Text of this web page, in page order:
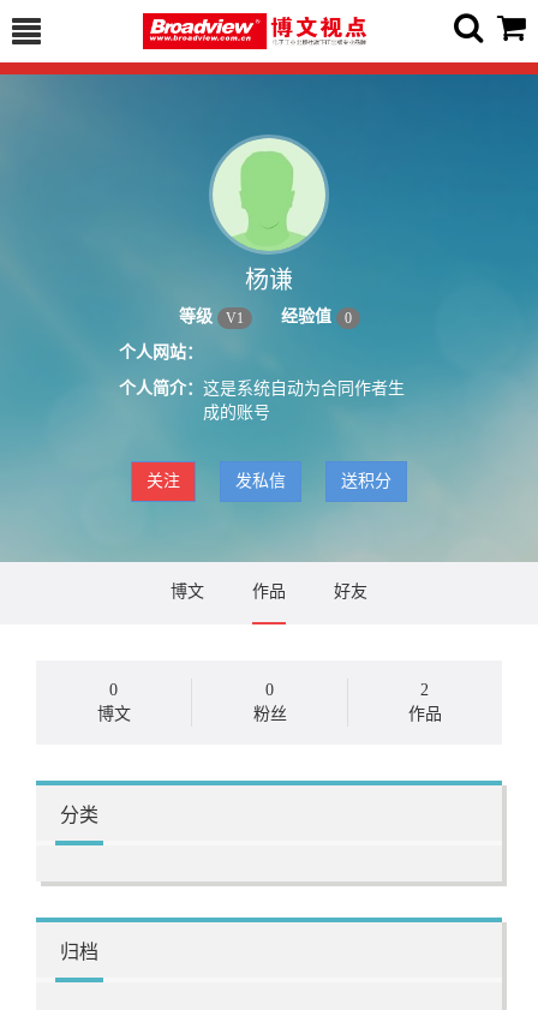
杨谦
等级 V1 经验值 0
个人网站：
个人简介： 这是系统自动为合同作者生
成的账号
关注 发私信 送积分
博文 作品 好友
0
博文
0
粉丝
2
作品
分类
归档